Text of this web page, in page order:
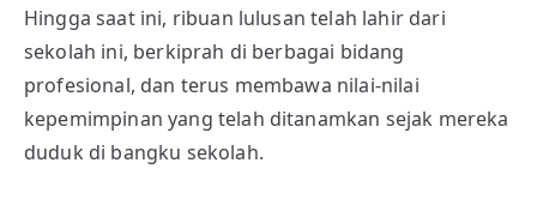
Hingga saat ini, ribuan lulusan telah lahir dari
sekolah ini, berkiprah di berbagai bidang
profesional, dan terus membawa nilai-nilai
kepemimpinan yang telah ditanamkan sejak mereka
duduk di bangku sekolah.